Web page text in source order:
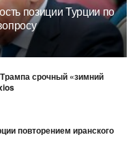
позиции Турции по
срочный «зимний
повторением иранского